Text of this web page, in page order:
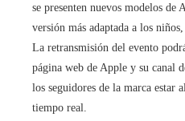
se presenten nuevos modelos de
versión más adaptada a los
La retransmisión del evento
página web de Apple y su canal
los seguidores de la marca estar
tiempo real.